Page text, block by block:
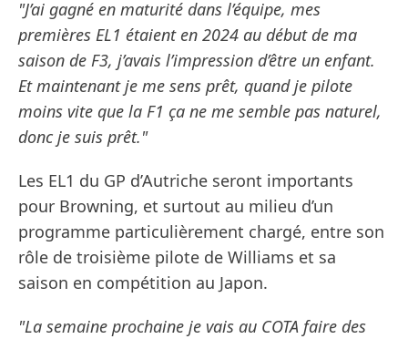
"J’ai gagné en maturité dans l’équipe, mes
premières EL1 étaient en 2024 au début de ma
saison de F3, j’avais l’impression d’être un enfant.
Et maintenant je me sens prêt, quand je pilote
moins vite que la F1 ça ne me semble pas naturel,
donc je suis prêt."
Les EL1 du GP d’Autriche seront importants
pour Browning, et surtout au milieu d’un
programme particulièrement chargé, entre son
rôle de troisième pilote de Williams et sa
saison en compétition au Japon.
"La semaine prochaine je vais au COTA faire des